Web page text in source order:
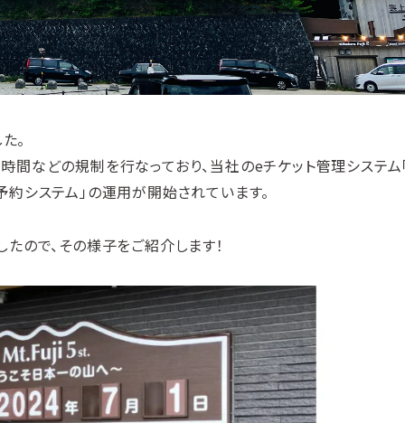
。
などの規制を行なっており、当社のeチケット管理システム
システム」の運用が開始されています。
ので、その様子をご紹介します！